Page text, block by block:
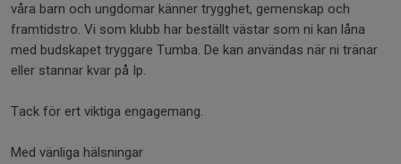
våra barn och ungdomar känner trygghet, gemenskap och
framtidstro. Vi som klubb har beställt västar som ni kan låna
med budskapet tryggare Tumba. De kan användas när ni tränar
eller stannar kvar på Ip.
Tack för ert viktiga engagemang.
Med vänliga hälsningar